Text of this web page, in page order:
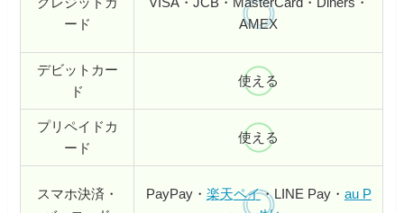
ード
AMEX
デビットカー
ド
使える
プリペイドカ
ード
使える
スマホ決済・
PayPay・ 楽天ペイ・LINE Pay・ au P